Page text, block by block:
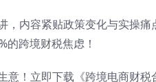
内容紧贴政策变化与实操痛
的跨境财税焦虑！
意！立即下载《跨境电商财